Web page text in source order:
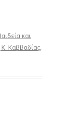
και
Κ. Καββαδίας,